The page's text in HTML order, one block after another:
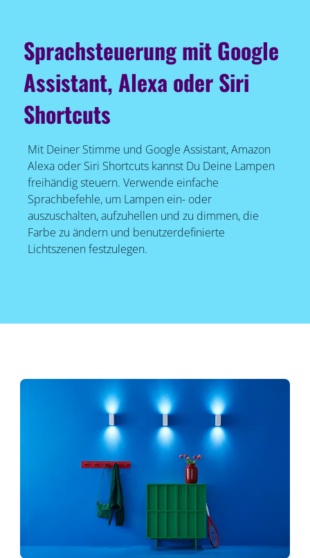
Sprachsteuerung mit Google
Assistant, Alexa oder Siri
Shortcuts
Mit Deiner Stimme und Google Assistant, Amazon
Alexa oder Siri Shortcuts kannst Du Deine Lampen
freihändig steuern. Verwende einfache
Sprachbefehle, um Lampen ein- oder
auszuschalten, aufzuhellen und zu dimmen, die
Farbe zu ändern und benutzerdefinierte
Lichtszenen festzulegen.